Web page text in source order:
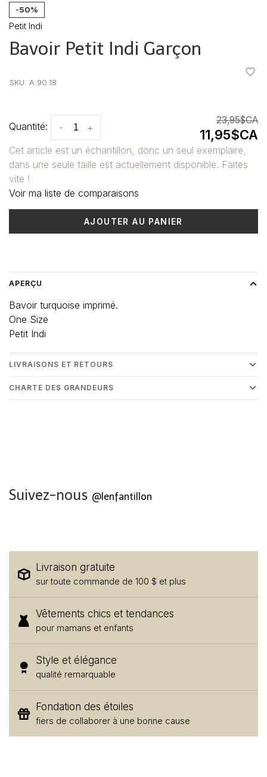
-50%
Petit Indi
Bavoir Petit Indi Garçon
SKU: A.90.18
Quantité: +
-
23,95$CA
11,95$CA
Cet article est un échantillon, donc un seul exemplaire,
dans une seule taille est actuellement disponible. Faites
vite !
Voir ma liste de comparaisons
AJOUTER AU PANIER
APERÇU
Bavoir turquoise imprimé.
One Size
Petit Indi
LIVRAISONS ET RETOURS
CHARTE DES GRANDEURS
Suivez-nous @lenfantillon
Livraison gratuite
sur toute commande de 100 $ et plus
Vêtements chics et tendances
pour mamans et enfants
Style et élégance
qualité remarquable
Fondation des étoiles
fiers de collaborer à une bonne cause